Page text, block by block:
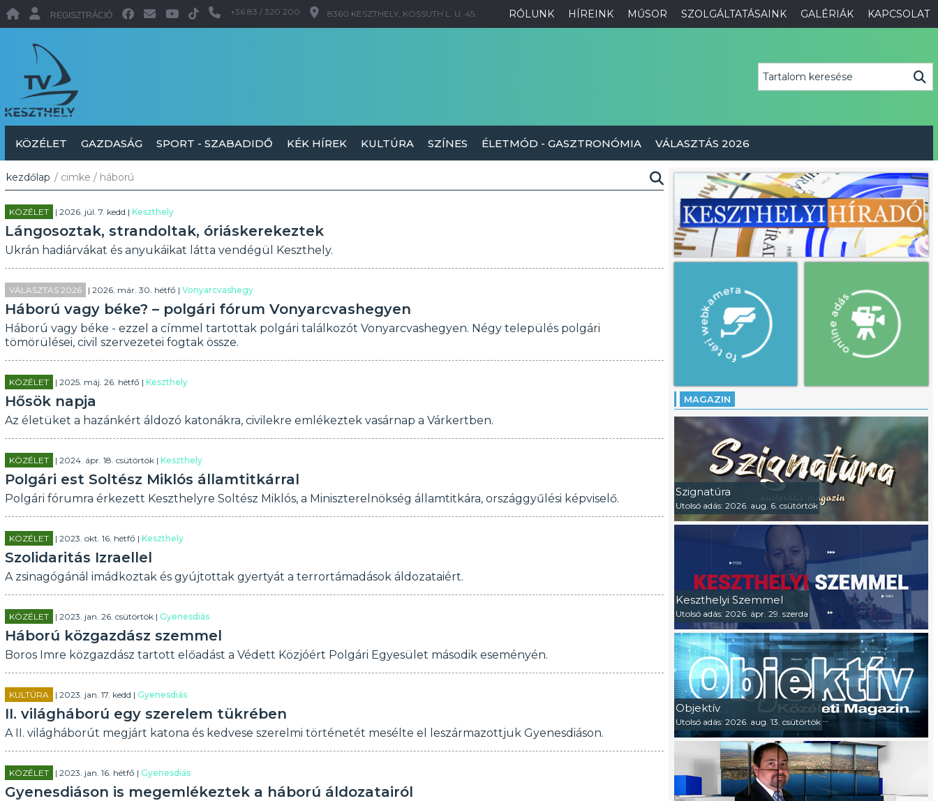
RÓLUNK HÍREINK MŰSOR SZOLGÁLTATÁSAINK GALÉRIÁK KAPCSOLAT
REGISZTRÁCIÓ +36 83 / 320 200 8360 KESZTHELY, KOSSUTH L. U. 45.
KÖZÉLET GAZDASÁG SPORT - SZABADIDŐ KÉK HÍREK KULTÚRA SZÍNES ÉLETMÓD - GASZTRONÓMIA VÁLASZTÁS 2026
kezdőlap / cimke / háború
KÖZÉLET | 2026. júl. 7. kedd | Keszthely
Lángosoztak, strandoltak, óriáskerekeztek
Ukrán hadiárvákat és anyukáikat látta vendégül Keszthely.
VÁLASZTÁS 2026 | 2026. már. 30. hétfő | Vonyarcvashegy
Háború vagy béke? – polgári fórum Vonyarcvashegyen
Háború vagy béke - ezzel a címmel tartottak polgári találkozót Vonyarcvashegyen. Négy település polgári
tömörülései, civil szervezetei fogtak össze.
KÖZÉLET | 2025. máj. 26. hétfő | Keszthely
Hősök napja
Az életüket a hazánkért áldozó katonákra, civilekre emlékeztek vasárnap a Várkertben.
KÖZÉLET | 2024. ápr. 18. csütörtök | Keszthely
Polgári est Soltész Miklós államtitkárral
Polgári fórumra érkezett Keszthelyre Soltész Miklós, a Miniszterelnökség államtitkára, országgyűlési képviselő.
KÖZÉLET | 2023. okt. 16. hétfő | Keszthely
Szolidaritás Izraellel
A zsinagógánál imádkoztak és gyújtottak gyertyát a terrortámadások áldozataiért.
KÖZÉLET | 2023. jan. 26. csütörtök | Gyenesdiás
Háború közgazdász szemmel
Boros Imre közgazdász tartott előadást a Védett Közjóért Polgári Egyesület második eseményén.
KULTÚRA | 2023. jan. 17. kedd | Gyenesdiás
II. világháború egy szerelem tükrében
A II. világháborút megjárt katona és kedvese szerelmi történetét mesélte el leszármazottjuk Gyenesdiáson.
KÖZÉLET | 2023. jan. 16. hétfő | Gyenesdiás
Gyenesdiáson is megemlékeztek a háború áldozatairól
MAGAZIN
Szignatúra
Utolsó adás: 2026. aug. 6. csütörtök
Keszthelyi Szemmel
Utolsó adás: 2026. ápr. 29. szerda
Objektív
Utolsó adás: 2026. aug. 13. csütörtök